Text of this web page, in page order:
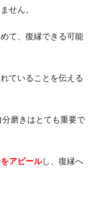
せん。
て、復縁できる可能
ていることを伝える
磨きはとても重要で
アピールし、復縁へ